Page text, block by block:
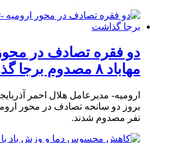
دو فقره تصادف در محور
مهاباد ۸ مصدوم برجا گذاشت
ارومیه- مدیرعامل هلال احمر
نفر مصدوم شدند.